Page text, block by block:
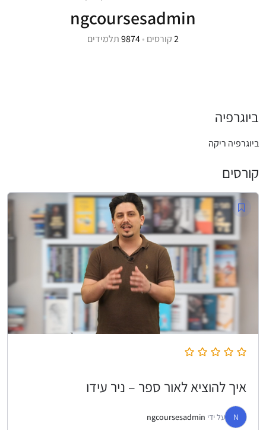
ngcoursesadmin
2קורסים •
9874תלמידים
ביוגרפיה
ביוגרפיה ריקה
קורסים
איך להוציא לאור ספר – ניר עידו
N על ידי ngcoursesadmin